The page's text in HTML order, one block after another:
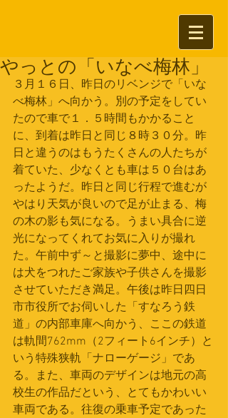
やっとの「いなべ梅林」
３月１６日、昨日のリベンジで「いな
べ梅林」へ向かう。別の予定をしてい
たので車で１．５時間もかかること
に、到着は昨日と同じ８時３０分。昨
日と違うのはもうたくさんの人たちが
着ていた、少なくとも車は５０台はあ
ったようだ。昨日と同じ行程で進むが
やはり天気が良いので足が止まる、梅
の木の影も気になる。うまい具合に逆
光になってくれてお気に入りが撮れ
た。午前中ず～と撮影に夢中、途中に
は犬をつれたご家族や子供さんを撮影
させていただき満足。午後は昨日四日
市市役所でお伺いした「すなろう鉄
道」の内部車庫へ向かう、ここの鉄道
は軌間762mm（2フィート6インチ）と
いう特殊狭軌「ナローゲージ」であ
る。また、車両のデザインは地元の高
校生の作品だという、とてもかわいい
車両である。往復の乗車予定であった